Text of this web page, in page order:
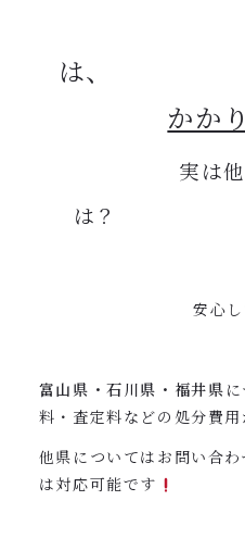
は
かか
実は
は？
安心
富山県・石川県・福井県
料・査定料などの処分費用
他県についてはお問い合
は対応可能です